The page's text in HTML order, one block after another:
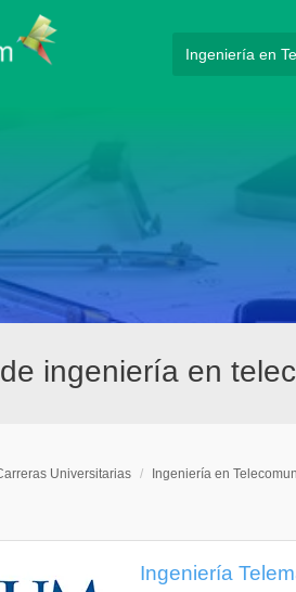
ingeniería en
Universitarias / Ingeniería en
Ingeniería